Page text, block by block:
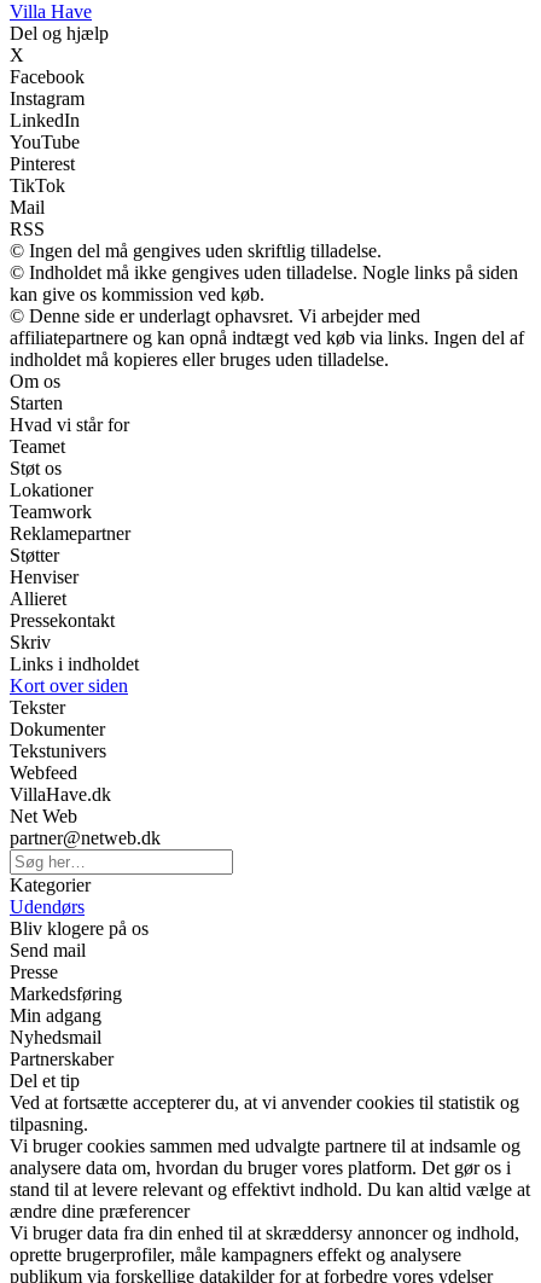
Villa Have
Del og hjælp
X
Facebook
Instagram
LinkedIn
YouTube
Pinterest
TikTok
Mail
RSS
© Ingen del må gengives uden skriftlig tilladelse.
© Indholdet må ikke gengives uden tilladelse. Nogle links på siden
kan give os kommission ved køb.
© Denne side er underlagt ophavsret. Vi arbejder med
affiliatepartnere og kan opnå indtægt ved køb via links. Ingen del af
indholdet må kopieres eller bruges uden tilladelse.
Om os
Starten
Hvad vi står for
Teamet
Støt os
Lokationer
Teamwork
Reklamepartner
Støtter
Henviser
Allieret
Pressekontakt
Skriv
Links i indholdet
Kort over siden
Tekster
Dokumenter
Tekstunivers
Webfeed
VillaHave.dk
Net Web
partner@netweb.dk
Kategorier
Udendørs
Bliv klogere på os
Send mail
Presse
Markedsføring
Min adgang
Nyhedsmail
Partnerskaber
Del et tip
Ved at fortsætte accepterer du, at vi anvender cookies til statistik og
tilpasning.
Vi bruger cookies sammen med udvalgte partnere til at indsamle og
analysere data om, hvordan du bruger vores platform. Det gør os i
stand til at levere relevant og effektivt indhold. Du kan altid vælge at
ændre dine præferencer
Vi bruger data fra din enhed til at skræddersy annoncer og indhold,
oprette brugerprofiler, måle kampagners effekt og analysere
publikum via forskellige datakilder for at forbedre vores ydelser